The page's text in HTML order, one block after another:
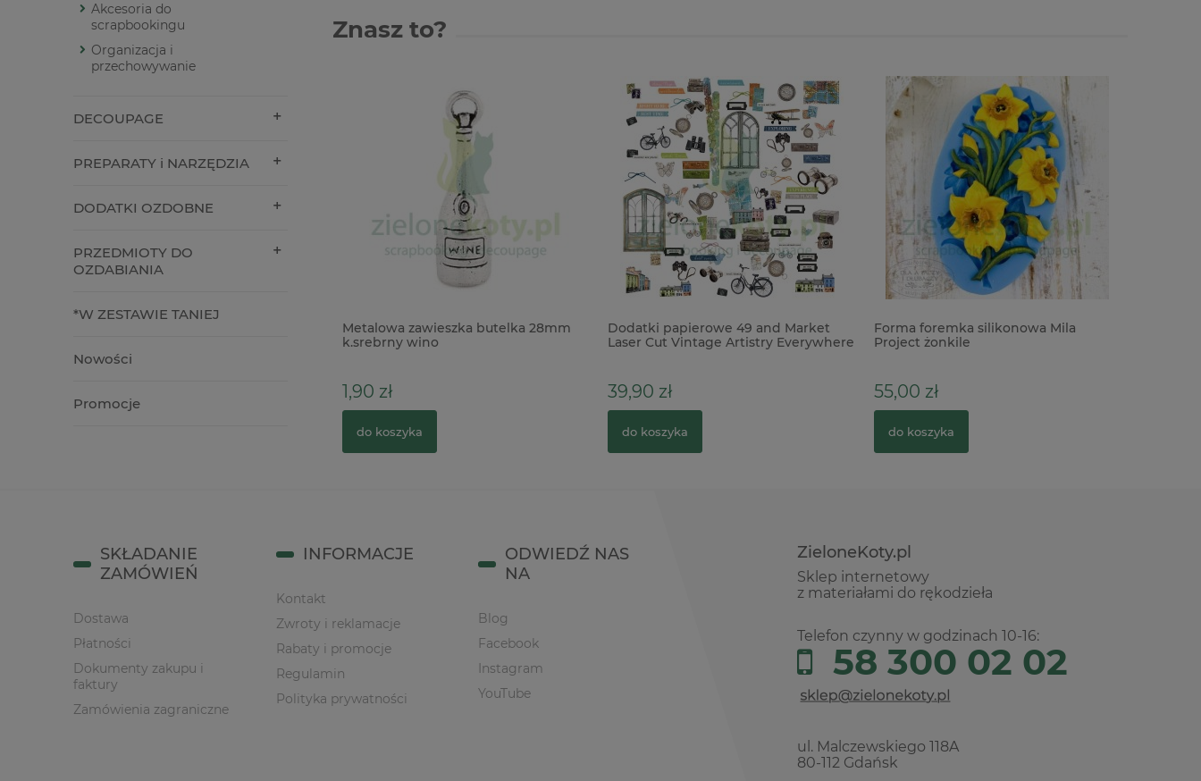
Akcesoria do
scrapbookingu
Organizacja i
przechowywanie
DECOUPAGE
PREPARATY i NARZĘDZIA
DODATKI OZDOBNE
PRZEDMIOTY DO
OZDABIANIA
*W ZESTAWIE TANIEJ
Nowości
Promocje
Znasz to?
Metalowa zawieszka butelka 28mm
k.srebrny wino
1,90 zł
do koszyka
Dodatki papierowe 49 and Market
Laser Cut Vintage Artistry Everywhere
39,90 zł
do koszyka
Forma foremka silikonowa Mila
Project żonkile
55,00 zł
do koszyka
ZieloneKoty.pl
Sklep internetowy
z materiałami do rękodzieła
Telefon czynny w godzinach 10-16:
58 300 02 02
ul. Malczewskiego 118A
80-112 Gdańsk
SKŁADANIE
ZAMÓWIEŃ
Dostawa
Płatności
Dokumenty zakupu i
faktury
Zamówienia zagraniczne
INFORMACJE
Kontakt
Zwroty i reklamacje
Rabaty i promocje
Regulamin
Polityka prywatności
ODWIEDŹ NAS
NA
Blog
Facebook
Instagram
YouTube